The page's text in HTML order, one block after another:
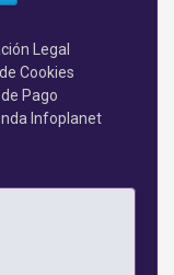
Legal
Cookies
Pago
Infoplanet